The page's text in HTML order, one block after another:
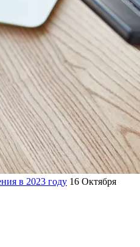
в 2023 году 16 Октября